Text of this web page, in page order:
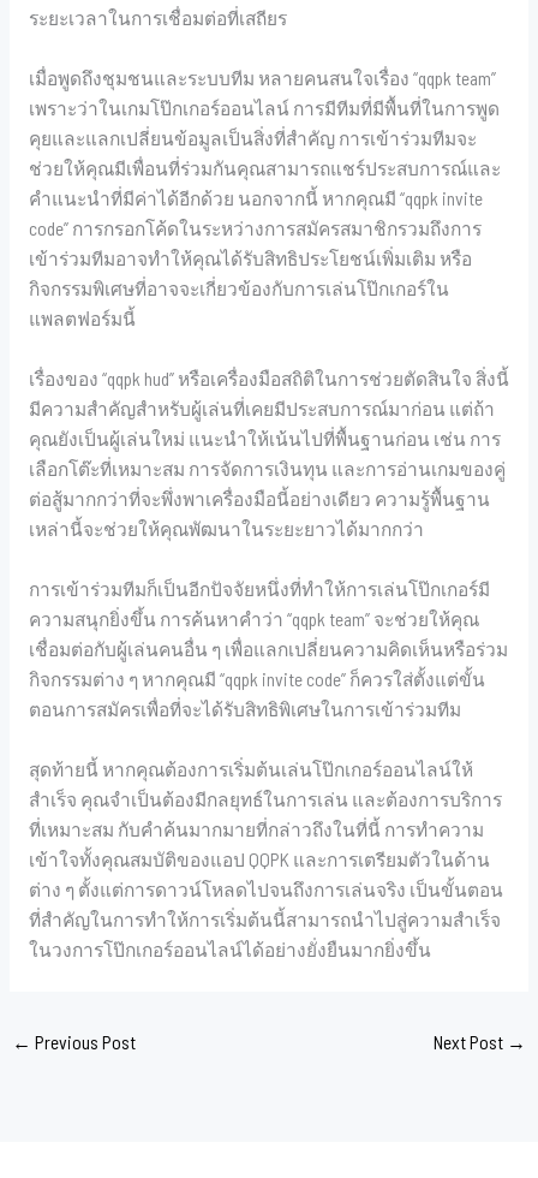
ระยะเวลาในการเชื่อมต่อที่เสถียร
เมื่อพูดถึงชุมชนและระบบทีม หลายคนสนใจเรื่อง “qqpk team”
เพราะว่าในเกมโป๊กเกอร์ออนไลน์ การมีทีมที่มีพื้นที่ในการพูด
คุยและแลกเปลี่ยนข้อมูลเป็นสิ่งที่สำคัญ การเข้าร่วมทีมจะ
ช่วยให้คุณมีเพื่อนที่ร่วมกันคุณสามารถแชร์ประสบการณ์และ
คำแนะนำที่มีค่าได้อีกด้วย นอกจากนี้ หากคุณมี “qqpk invite
code” การกรอกโค้ดในระหว่างการสมัครสมาชิกรวมถึงการ
เข้าร่วมทีมอาจทำให้คุณได้รับสิทธิประโยชน์เพิ่มเติม หรือ
กิจกรรมพิเศษที่อาจจะเกี่ยวข้องกับการเล่นโป๊กเกอร์ใน
แพลตฟอร์มนี้
เรื่องของ “qqpk hud” หรือเครื่องมือสถิติในการช่วยตัดสินใจ สิ่งนี้
มีความสำคัญสำหรับผู้เล่นที่เคยมีประสบการณ์มาก่อน แต่ถ้า
คุณยังเป็นผู้เล่นใหม่ แนะนำให้เน้นไปที่พื้นฐานก่อน เช่น การ
เลือกโต๊ะที่เหมาะสม การจัดการเงินทุน และการอ่านเกมของคู่
ต่อสู้มากกว่าที่จะพึ่งพาเครื่องมือนี้อย่างเดียว ความรู้พื้นฐาน
เหล่านี้จะช่วยให้คุณพัฒนาในระยะยาวได้มากกว่า
การเข้าร่วมทีมก็เป็นอีกปัจจัยหนึ่งที่ทำให้การเล่นโป๊กเกอร์มี
ความสนุกยิ่งขึ้น การค้นหาคำว่า “qqpk team” จะช่วยให้คุณ
เชื่อมต่อกับผู้เล่นคนอื่น ๆ เพื่อแลกเปลี่ยนความคิดเห็นหรือร่วม
กิจกรรมต่าง ๆ หากคุณมี “qqpk invite code” ก็ควรใส่ตั้งแต่ขั้น
ตอนการสมัครเพื่อที่จะได้รับสิทธิพิเศษในการเข้าร่วมทีม
สุดท้ายนี้ หากคุณต้องการเริ่มต้นเล่นโป๊กเกอร์ออนไลน์ให้
สำเร็จ คุณจำเป็นต้องมีกลยุทธ์ในการเล่น และต้องการบริการ
ที่เหมาะสม กับคำค้นมากมายที่กล่าวถึงในที่นี้ การทำความ
เข้าใจทั้งคุณสมบัติของแอป QQPK และการเตรียมตัวในด้าน
ต่าง ๆ ตั้งแต่การดาวน์โหลดไปจนถึงการเล่นจริง เป็นขั้นตอน
ที่สำคัญในการทำให้การเริ่มต้นนี้สามารถนำไปสู่ความสำเร็จ
ในวงการโป๊กเกอร์ออนไลน์ได้อย่างยั่งยืนมากยิ่งขึ้น
← Previous Post Next Post →